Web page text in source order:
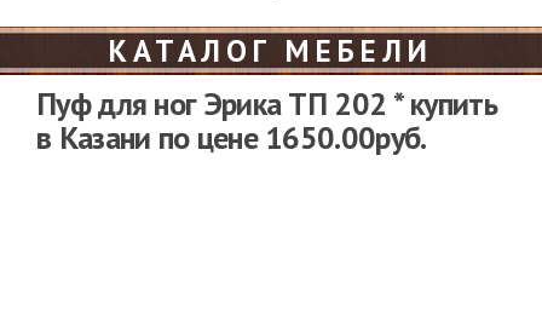
КАТАЛОГ МЕБЕЛИ
Пуф для ног Эрика ТП 202 * купить
в Казани по цене 1650.00руб.